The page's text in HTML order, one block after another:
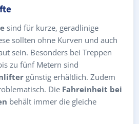
sind für kurze, geradlinige
sollten ohne Kurven und auch
sein. Besonders bei Treppen
zu fünf Metern sind
günstig erhältlich. Zudem
Die Fahreinheit bei
behält immer die gleiche